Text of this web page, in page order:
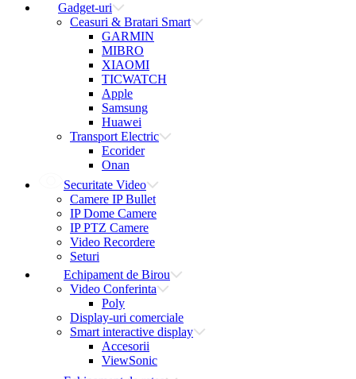
Gadget-uri
Ceasuri & Bratari Smart
GARMIN
MIBRO
XIAOMI
TICWATCH
Apple
Samsung
Huawei
Transport Electric
Ecorider
Onan
Securitate Video
Camere IP Bullet
IP Dome Camere
IP PTZ Camere
Video Recordere
Seturi
Echipament de Birou
Video Conferinta
Poly
Display-uri comerciale
Smart interactive display
Accesorii
ViewSonic